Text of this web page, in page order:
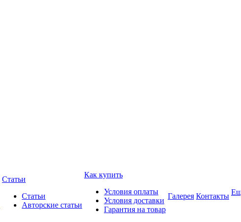
Статьи
Статьи
Авторские статьи
Как купить
Условия оплаты
Условия доставки
Гарантия на товар
Галерея Контакты